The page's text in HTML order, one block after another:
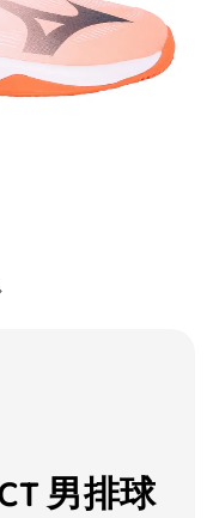
男排球